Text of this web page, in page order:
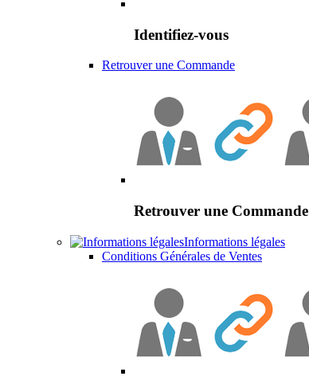
Identifiez-vous
Retrouver une Commande
Retrouver une Commande
Informations légales
Conditions Générales de Ventes